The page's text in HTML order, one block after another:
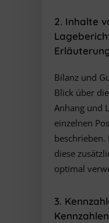
2. Inhalte
Bilanz und
Blick über
Anhang und
einzelnen
beschrieben.
diese
optimal
3.